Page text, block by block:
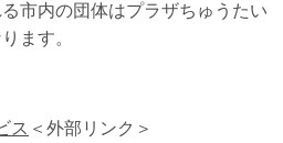
市内の団体はプラザちゅうたい
ます。
ス ＜外部リンク＞